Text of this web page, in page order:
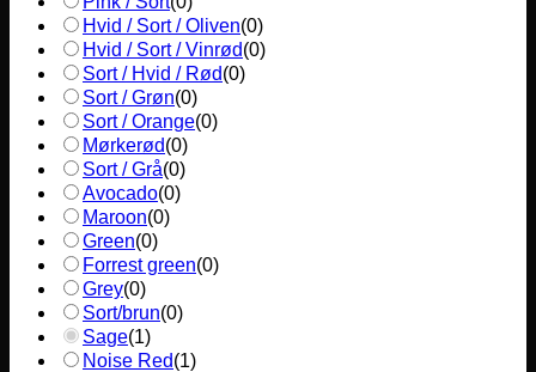
Hvid / Sort / Oliven(0)
Hvid / Sort / Vinrød(0)
Sort / Hvid / Rød(0)
Sort / Grøn(0)
Sort / Orange(0)
Mørkerød(0)
Sort / Grå(0)
Avocado(0)
Maroon(0)
Green(0)
Forrest green(0)
Grey(0)
Sort/brun(0)
Sage(1)
Noise Red(1)